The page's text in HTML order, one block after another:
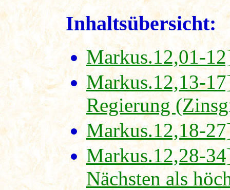
Inhaltsübersicht:
Markus.12,01-
Markus.12,13-
Regierung
Markus.12,18-
Markus.12,28-
Nächsten als